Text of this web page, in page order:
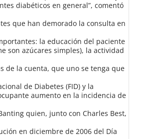
diabéticos en general”, comentó
que han demorado la consulta en
la educación del paciente
son azúcares simples), la actividad
de la cuenta, que uno se tenga que
de Diabetes (FID) y la
aumento en la incidencia de
quien, junto con Charles Best,
en diciembre de 2006 del Día